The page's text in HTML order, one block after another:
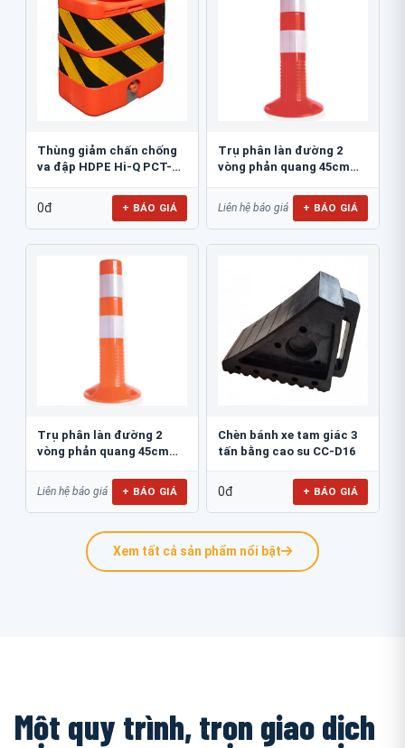
Thùng giảm chấn chống
va đập HDPE Hi-Q PCT-
0đ + BÁO GIÁ
Trụ phân làn đường 2
vòng phản quang 45cm
Liên hệ báo giá + BÁO GIÁ
Trụ phân làn đường 2
vòng phản quang 45cm
Liên hệ báo giá + BÁO GIÁ
Chèn bánh xe tam giác 3
tấn bằng cao su CC-D16
0đ + BÁO GIÁ
Xem tất cả sản phẩm nổi bật
Một quy trình, trọn giao dịch